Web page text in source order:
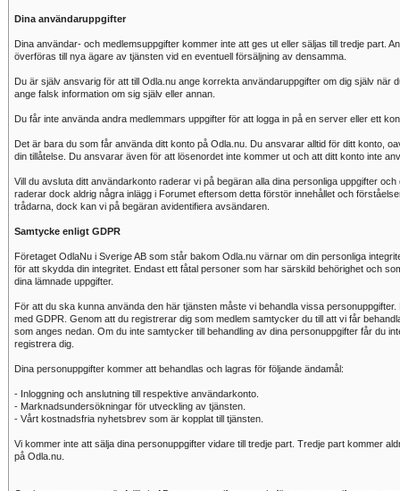
Dina användaruppgifter
Dina användar- och medlemsuppgifter kommer inte att ges ut eller säljas till tredje part.
överföras till nya ägare av tjänsten vid en eventuell försäljning av densamma.
Du är själv ansvarig för att till Odla.nu ange korrekta användaruppgifter om dig själv när
ange falsk information om sig själv eller annan.
Du får inte använda andra medlemmars uppgifter för att logga in på en server eller ett
Det är bara du som får använda ditt konto på Odla.nu. Du ansvarar alltid för ditt konto,
din tillåtelse. Du ansvarar även för att lösenordet inte kommer ut och att ditt konto inte
Vill du avsluta ditt användarkonto raderar vi på begäran alla dina personliga uppgifter
raderar dock aldrig några inlägg i Forumet eftersom detta förstör innehållet och
trådarna, dock kan vi på begäran avidentifiera avsändaren.
Samtycke enligt GDPR
Företaget OdlaNu i Sverige AB som står bakom Odla.nu värnar om din personliga
för att skydda din integritet. Endast ett fåtal personer som har särskild behörighet och
dina lämnade uppgifter.
För att du ska kunna använda den här tjänsten måste vi behandla vissa
med GDPR. Genom att du registrerar dig som medlem samtycker du till att vi får
som anges nedan. Om du inte samtycker till behandling av dina personuppgifter får du
registrera dig.
Dina personuppgifter kommer att behandlas och lagras för följande ändamål:
- Inloggning och anslutning till respektive användarkonto.
- Marknadsundersökningar för utveckling av tjänsten.
- Vårt kostnadsfria nyhetsbrev som är kopplat till tjänsten.
Vi kommer inte att sälja dina personuppgifter vidare till tredje part. Tredje part kommer
på Odla.nu.